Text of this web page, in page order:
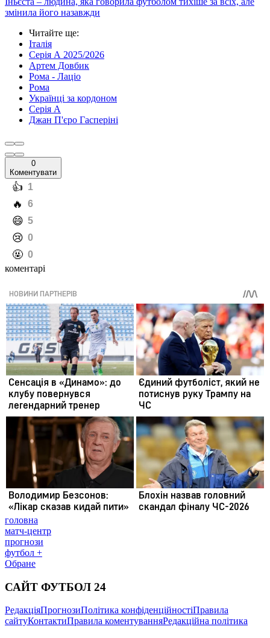
змінила його назавжди
Читайте ще:
Італія
Серія А 2025/2026
Артем Довбик
Рома - Лаціо
Рома
Українці за кордоном
Серія А
Джан П'єро Гасперіні
0
Коментувати
️👍 1
️🔥 6
️😄 5
️😢 0
️🤬 0
коментарі
головна
матч-центр
прогнози
футбол +
Обране
САЙТ ФУТБОЛ 24
РедакціяПрогнозиПолітика конфіденційностіПравила
сайтуКонтактиПравила коментуванняРедакційна політика